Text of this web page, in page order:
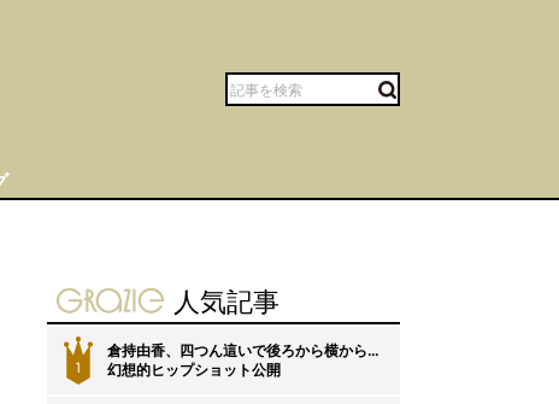
gravure-grazie
人気記事
1
倉持由香、四つん這いで後ろから横から…
幻想的ヒップショット公開